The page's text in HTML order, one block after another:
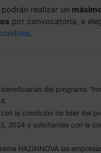
realizar un
por convocatoria, a
.
del programa
con la condición de líder del
2024 y solicitantes con la
HAZINNOVA las